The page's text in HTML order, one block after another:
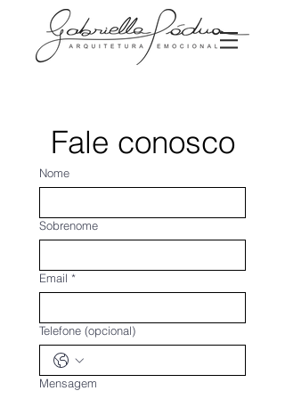
Fale conosco
Nome
Sobrenome
Email *
Telefone (opcional)
Mensagem